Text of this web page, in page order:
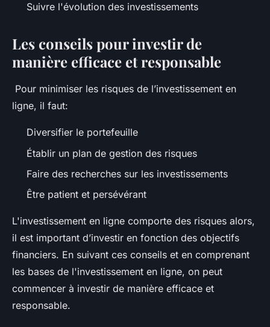
Suivre l'évolution des investissements
Les conseils pour investir de
manière efficace et responsable
Pour minimiser les risques de l’investissement en
ligne, il faut:
Diversifier le portefeuille
Établir un plan de gestion des risques
Faire des recherches sur les investissements
Être patient et persévérant
L'investissement en ligne comporte des risques alors,
il est important d’investir en fonction des objectifs
financiers. En suivant ces conseils et en comprenant
les bases de l'investissement en ligne, on peut
commencer à investir de manière efficace et
responsable.